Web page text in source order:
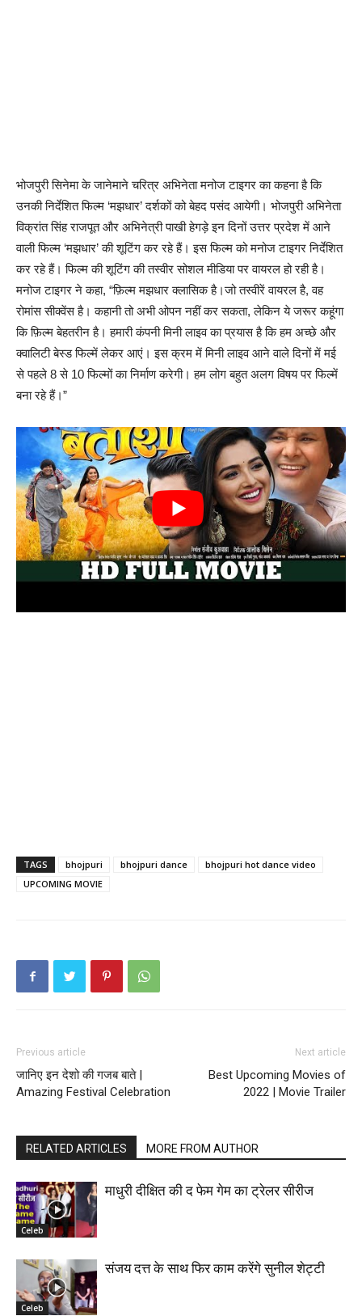
भोजपुरी सिनेमा के जानेमाने चरित्र अभिनेता मनोज टाइगर का कहना है कि
उनकी निर्देशित फिल्म ‘मझधार’ दर्शकों को बेहद पसंद आयेगी। भोजपुरी अभिनेता
विक्रांत सिंह राजपूत और अभिनेत्री पाखी हेगड़े इन दिनों उत्तर प्रदेश में आने
वाली फिल्म ‘मझधार’ की शूटिंग कर रहे हैं। इस फिल्म को मनोज टाइगर निर्देशित
कर रहे हैं। फिल्म की शूटिंग की तस्वीर सोशल मीडिया पर वायरल हो रही है।
मनोज टाइगर ने कहा, “फ़िल्म मझधार क्लासिक है।जो तस्वीरें वायरल है, वह
रोमांस सीक्वेंस है। कहानी तो अभी ओपन नहीं कर सकता, लेकिन ये जरूर कहूंगा
कि फ़िल्म बेहतरीन है। हमारी कंपनी मिनी लाइव का प्रयास है कि हम अच्छे और
क्वालिटी बेस्ड फिल्में लेकर आएं। इस क्रम में मिनी लाइव आने वाले दिनों में मई
से पहले 8 से 10 फिल्मों का निर्माण करेगी। हम लोग बहुत अलग विषय पर फिल्में
बना रहे हैं।”
TAGS bhojpuri bhojpuri dance
bhojpuri hot dance video
UPCOMING MOVIE
Previous article
जानिए इन देशो की गजब बाते |
Amazing Festival Celebration
Next article
Best Upcoming Movies of
2022 | Movie Trailer
RELATED ARTICLES MORE FROM AUTHOR
Celeb
माधुरी दीक्षित की द फेम गेम का ट्रेलर सीरीज
Celeb
संजय दत्त के साथ फिर काम करेंगे सुनील शेट्टी